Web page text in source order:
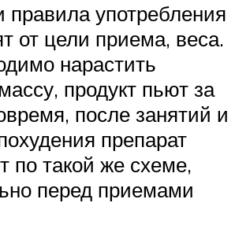
правила употребления
от цели приема, веса.
нарастить
продукт пьют за
после занятий и
препарат
по такой же схеме,
перед приемами